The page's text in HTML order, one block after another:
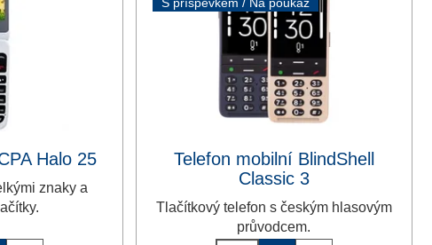
Halo 25
znaky a
Telefon mobilní BlindShell
Classic 3
Tlačítkový telefon s českým hlasovým
průvodcem.